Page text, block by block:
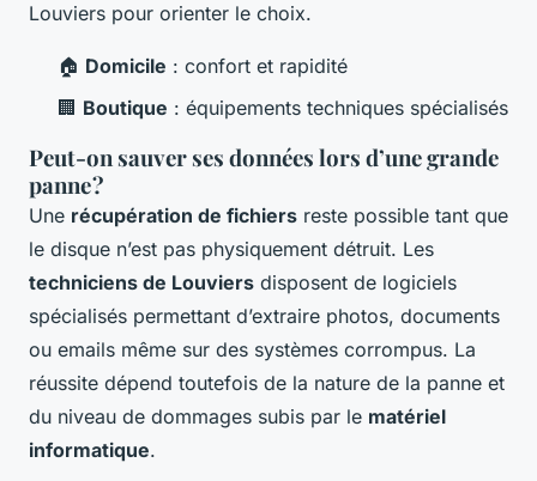
Louviers pour orienter le choix.
🏠 Domicile : confort et rapidité
🏢 Boutique : équipements techniques spécialisés
Peut-on sauver ses données lors d’une grande
panne ?
Une récupération de fichiers reste possible tant que
le disque n’est pas physiquement détruit. Les
techniciens de Louviers disposent de logiciels
spécialisés permettant d’extraire photos, documents
ou emails même sur des systèmes corrompus. La
réussite dépend toutefois de la nature de la panne et
du niveau de dommages subis par le matériel
informatique.